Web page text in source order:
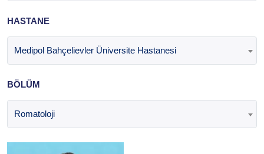
HASTANE
Medipol Bahçelievler Üniversite Hastanesi
BÖLÜM
Romatoloji